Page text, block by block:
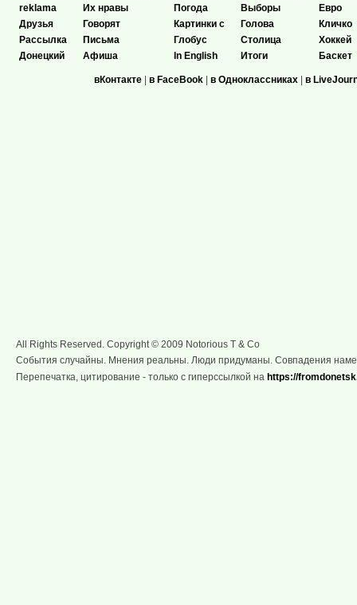
reklama
Друзья
Рассылка
Донецкий
Их нравы
Говорят
Письма
Афиша
Погода
Картинки с
Глобус
In English
Выборы
Голова
Столица
Итоги
Евро
Кличко
Хоккей
Баскет
вКонтакте | в FaceBook | в Одноклассниках | в
All Rights Reserved. Copyright © 2009 Notorious T & Co
События случайны. Мнения реальны. Люди придуманы. Совпадения
Перепечатка, цитирование - только с гиперссылкой на https://